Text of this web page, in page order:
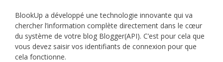
BlookUp a développé une technologie innovante qui va
chercher l’information complète directement dans le cœur
du système de votre blog Blogger(API). C’est pour cela que
vous devez saisir vos identifiants de connexion pour que
cela fonctionne.